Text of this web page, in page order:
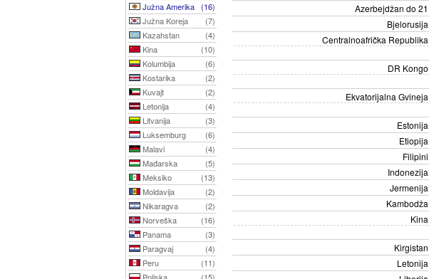
Južna Amerika (16)
Južna Koreja
(7)
Kazahstan
(4)
Kina
(10)
Kolumbija
(6)
Kostarika
(2)
Kuvajt
(2)
Letonija
(4)
Litvanija
(3)
Luksemburg
(6)
Malavi
(4)
Mađarska
(5)
Meksiko
(13)
Moldavija
(2)
Nikaragva
(2)
Norveška
(16)
Panama
(3)
Paragvaj
(4)
Peru
(11)
Azerbejdžan do 21
Bjelorusija
Centralnoafrička Republika
DR Kongo
Ekvatorijalna Gvineja
Estonija
Etiopija
Filipini
Indonezija
Jermenija
Kambodža
Kina
Kirgistan
Letonija